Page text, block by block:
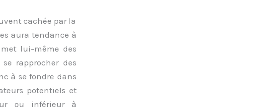
cachée par la
aura tendance à
lui-même des
rapprocher des
à se fondre dans
potentiels et
ou inférieur à